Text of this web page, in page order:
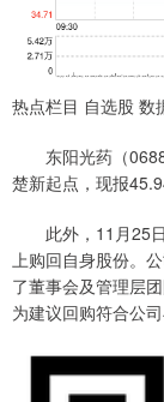
热点栏目 自选股 数
东阳光药（
楚新起点，现报
此外，11月25日
上购回自身股份。
了董事会及管理层
为建议回购符合公